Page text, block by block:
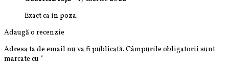
Exact ca in poza.
Adaugă o recenzie
Adresa ta de email nu va fi publicată. Câmpurile obligatorii sunt
marcate cu *